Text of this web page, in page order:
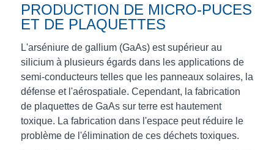
PRODUCTION DE MICRO-PUCES
ET DE PLAQUETTES
L'arséniure de gallium (GaAs) est supérieur au
silicium à plusieurs égards dans les applications de
semi-conducteurs telles que les panneaux solaires, la
défense et l'aérospatiale. Cependant, la fabrication
de plaquettes de GaAs sur terre est hautement
toxique. La fabrication dans l'espace peut réduire le
problème de l'élimination de ces déchets toxiques.